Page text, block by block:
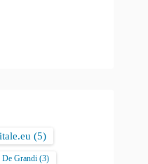
(5)
De Grandi (3)